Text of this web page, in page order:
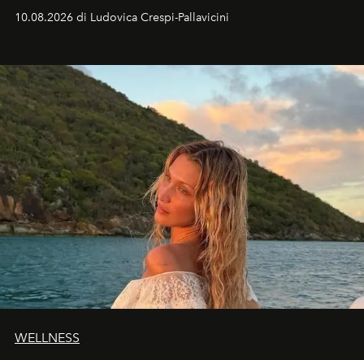
Italia il fenomeno sarà parziale ma particolarmente
spettacolare al Nord. Orari, città favorite e regole per
10.08.2026 di Ludovica Crespi-Pallavicini
WELLNESS